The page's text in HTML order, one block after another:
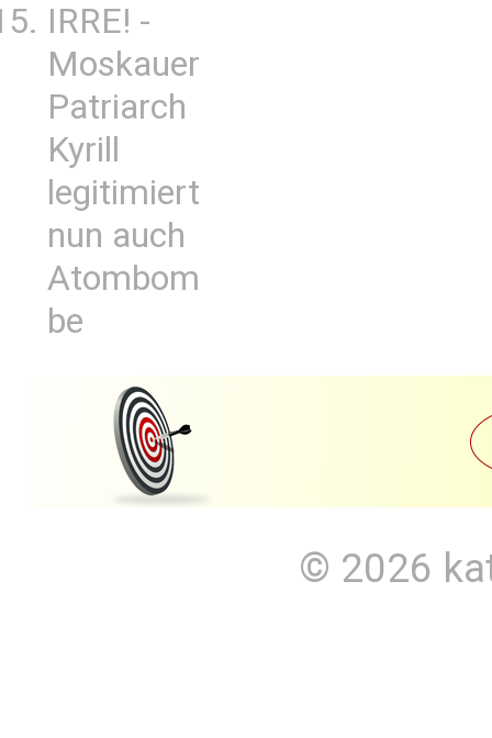
IRRE! -
Moskauer
Patriarch
Kyrill
legitimiert
nun auch
Atombom
be
© 2026